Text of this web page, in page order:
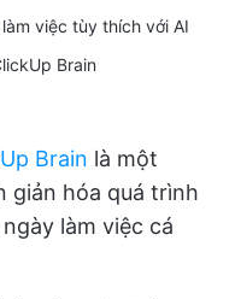
việc tùy thích với AI
Brain
Brain là một
giản hóa quá trình
làm việc cá